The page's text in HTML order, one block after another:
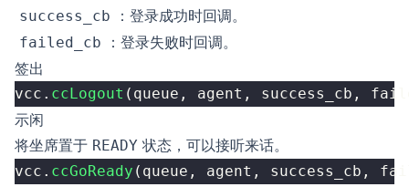
success_cb ：登录成功时回调。
failed_cb
：登录失败时回调。
签出
vcc . ccLogout ( queue , agent , success_cb ,
示闲
将坐席置于 READY 状态，可以接听来话。
vcc . ccGoReady ( queue , agent , success_cb ,